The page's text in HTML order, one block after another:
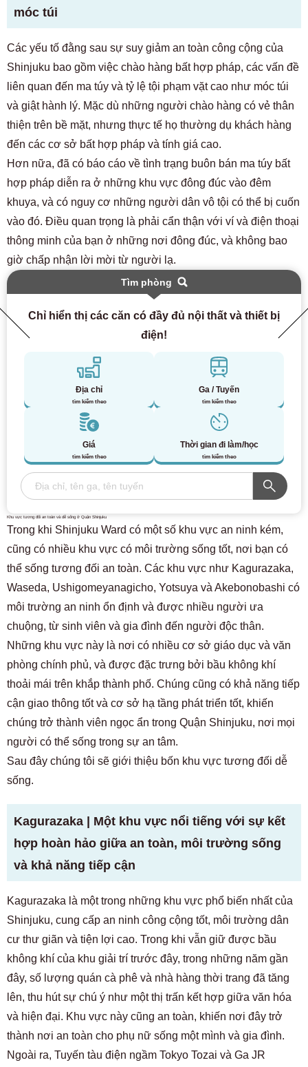
móc túi
Các yếu tố đằng sau sự suy giảm an toàn công cộng của
Shinjuku bao gồm việc chào hàng bất hợp pháp, các vấn đề
liên quan đến ma túy và tỷ lệ tội phạm vặt cao như móc túi
và giật hành lý. Mặc dù những người chào hàng có vẻ thân
thiện trên bề mặt, nhưng thực tế họ thường dụ khách hàng
đến các cơ sở bất hợp pháp và tính giá cao.
Hơn nữa, đã có báo cáo về tình trạng buôn bán ma túy bất
hợp pháp diễn ra ở những khu vực đông đúc vào đêm
khuya, và có nguy cơ những người dân vô tội có thể bị cuốn
vào đó. Điều quan trọng là phải cẩn thận với ví và điện thoại
thông minh của bạn ở những nơi đông đúc, và không bao
giờ chấp nhận lời mời từ người lạ.
Tìm phòng
Chỉ hiển thị các căn có đầy đủ nội thất và thiết bị
điện!
Địa chỉ
tìm kiếm theo
Ga / Tuyến
tìm kiếm theo
Giá
tìm kiếm theo
Thời gian đi làm/học
tìm kiếm theo
Khu vực tương đối an toàn và dễ sống ở Quận Shinjuku
Trong khi Shinjuku Ward có một số khu vực an ninh kém,
cũng có nhiều khu vực có môi trường sống tốt, nơi bạn có
thể sống tương đối an toàn. Các khu vực như Kagurazaka,
Waseda, Ushigomeyanagicho, Yotsuya và Akebonobashi có
môi trường an ninh ổn định và được nhiều người ưa
chuộng, từ sinh viên và gia đình đến người độc thân.
Những khu vực này là nơi có nhiều cơ sở giáo dục và văn
phòng chính phủ, và được đặc trưng bởi bầu không khí
thoải mái trên khắp thành phố. Chúng cũng có khả năng tiếp
cận giao thông tốt và cơ sở hạ tầng phát triển tốt, khiến
chúng trở thành viên ngọc ẩn trong Quận Shinjuku, nơi mọi
người có thể sống trong sự an tâm.
Sau đây chúng tôi sẽ giới thiệu bốn khu vực tương đối dễ
sống.
Kagurazaka | Một khu vực nổi tiếng với sự kết
hợp hoàn hảo giữa an toàn, môi trường sống
và khả năng tiếp cận
Kagurazaka là một trong những khu vực phổ biến nhất của
Shinjuku, cung cấp an ninh công cộng tốt, môi trường dân
cư thư giãn và tiện lợi cao. Trong khi vẫn giữ được bầu
không khí của khu giải trí trước đây, trong những năm gần
đây, số lượng quán cà phê và nhà hàng thời trang đã tăng
lên, thu hút sự chú ý như một thị trấn kết hợp giữa văn hóa
và hiện đại. Khu vực này cũng an toàn, khiến nơi đây trở
thành nơi an toàn cho phụ nữ sống một mình và gia đình.
Ngoài ra, Tuyến tàu điện ngầm Tokyo Tozai và Ga JR